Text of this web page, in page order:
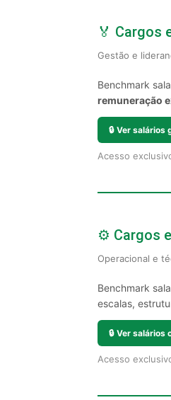
🏅 Cargos
Gestão e
Benchmark
remuneração
🔒 Ver salários
Acesso
⚙️ Cargos
Operacional e
Benchmark
escalas,
🔒 Ver salários
Acesso